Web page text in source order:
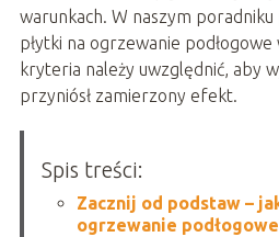
warunkach. W naszym
płytki na ogrzewanie
kryteria należy uwzględnić, aby
przyniósł zamierzony efekt.
Spis treści:
Zacznij od podstaw –
ogrzewanie